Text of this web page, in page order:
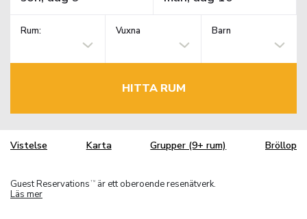
Rum: Vuxna Barn
HITTA RUM
Vistelse Karta Grupper (9+ rum) Bröllop
Guest Reservations TM
är ett oberoende resenätverk.
Läs mer